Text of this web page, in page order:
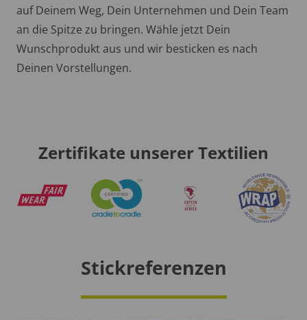
auf Deinem Weg, Dein Unternehmen und Dein Team
an die Spitze zu bringen. Wähle jetzt Dein
Wunschprodukt aus und wir besticken es nach
Deinen Vorstellungen.
Zertifikate unserer Textilien
Stickreferenzen